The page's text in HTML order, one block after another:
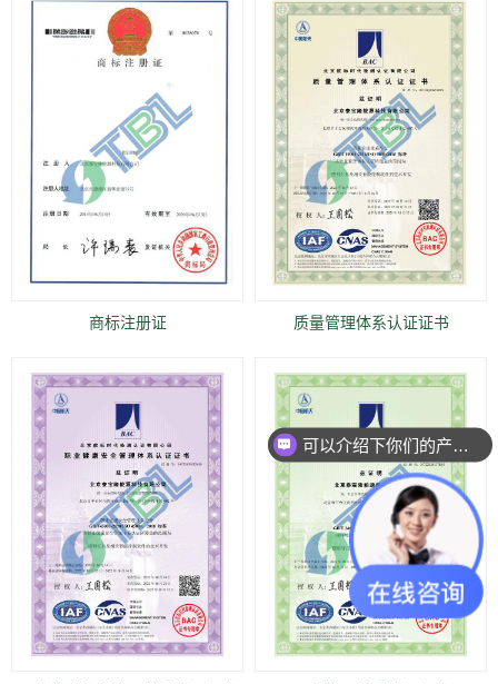
商标注册证 质量管理体系认证证书